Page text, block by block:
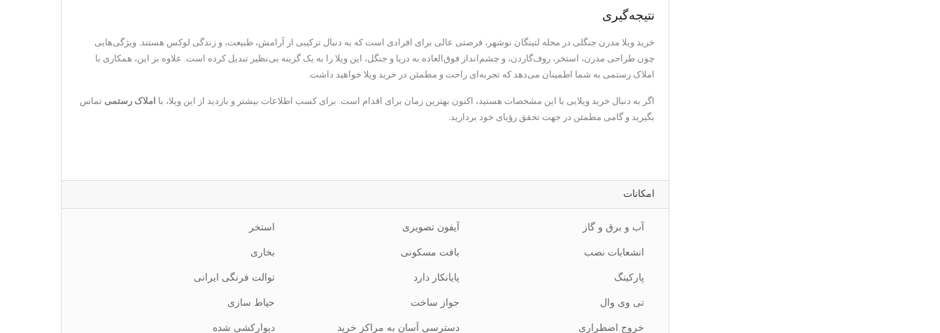
نتیجه‌گیری
خرید ویلا مدرن جنگلی در محله لتینگان نوشهر، فرصتی عالی برای افرادی است که به دنبال ترکیبی از آرامش، طبیعت، و زندگی لوکس هستند. ویژگی‌هایی
چون طراحی مدرن، استخر، روف‌گاردن، و چشم‌انداز فوق‌العاده به دریا و جنگل، این ویلا را به یک گزینه بی‌نظیر تبدیل کرده است. علاوه بر این، همکاری با
املاک رستمی به شما اطمینان می‌دهد که تجربه‌ای راحت و مطمئن در خرید ویلا خواهید داشت.
اگر به دنبال خرید ویلایی با این مشخصات هستید، اکنون بهترین زمان برای اقدام است. برای کسب اطلاعات بیشتر و بازدید از این ویلا، با املاک رستمی تماس
بگیرید و گامی مطمئن در جهت تحقق رؤیای خود بردارید.
امکانات
آب و برق و گاز آیفون تصویری استخر
انشعابات نصب بافت مسکونی بخاری
پارکینگ پایانکار دارد توالت فرنگی ایرانی
تی وی وال جواز ساخت حیاط سازی
خروج اضطراری دسترسی آسان به مراکز خرید دیوارکشی شده